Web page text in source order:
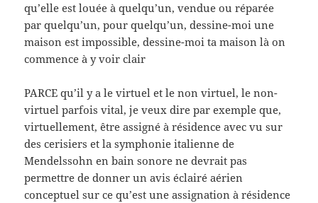
qu’elle est louée à quelqu’un, vendue ou réparée
par quelqu’un, pour quelqu’un, dessine-moi une
maison est impossible, dessine-moi ta maison là on
commence à y voir clair
PARCE qu’il y a le virtuel et le non virtuel, le non-
virtuel parfois vital, je veux dire par exemple que,
virtuellement, être assigné à résidence avec vu sur
des cerisiers et la symphonie italienne de
Mendelssohn en bain sonore ne devrait pas
permettre de donner un avis éclairé aérien
conceptuel sur ce qu’est une assignation à résidence